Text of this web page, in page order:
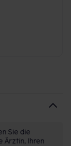
Sie die
Ärztin, Ihren